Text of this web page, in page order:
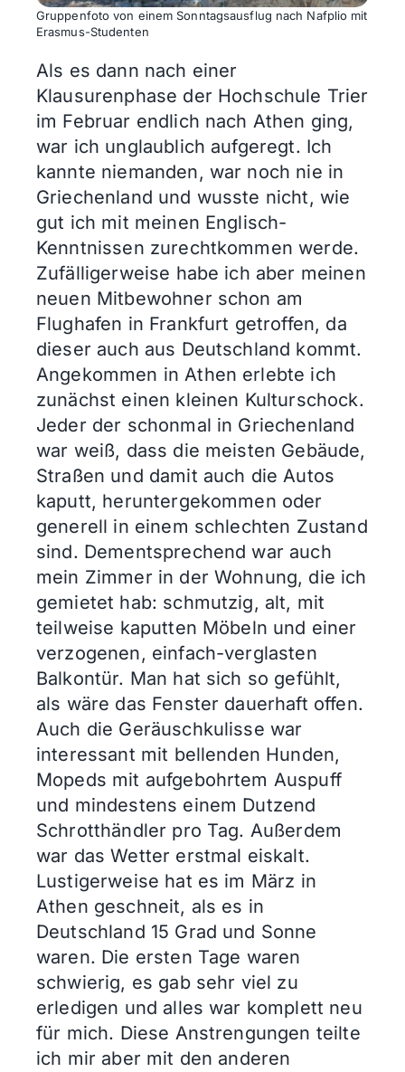
Gruppenfoto von einem Sonntagsausflug nach Nafplio mit
Erasmus-Studenten
Als es dann nach einer
Klausurenphase der Hochschule Trier
im Februar endlich nach Athen ging,
war ich unglaublich aufgeregt. Ich
kannte niemanden, war noch nie in
Griechenland und wusste nicht, wie
gut ich mit meinen Englisch-
Kenntnissen zurechtkommen werde.
Zufälligerweise habe ich aber meinen
neuen Mitbewohner schon am
Flughafen in Frankfurt getroffen, da
dieser auch aus Deutschland kommt.
Angekommen in Athen erlebte ich
zunächst einen kleinen Kulturschock.
Jeder der schonmal in Griechenland
war weiß, dass die meisten Gebäude,
Straßen und damit auch die Autos
kaputt, heruntergekommen oder
generell in einem schlechten Zustand
sind. Dementsprechend war auch
mein Zimmer in der Wohnung, die ich
gemietet hab: schmutzig, alt, mit
teilweise kaputten Möbeln und einer
verzogenen, einfach-verglasten
Balkontür. Man hat sich so gefühlt,
als wäre das Fenster dauerhaft offen.
Auch die Geräuschkulisse war
interessant mit bellenden Hunden,
Mopeds mit aufgebohrtem Auspuff
und mindestens einem Dutzend
Schrotthändler pro Tag. Außerdem
war das Wetter erstmal eiskalt.
Lustigerweise hat es im März in
Athen geschneit, als es in
Deutschland 15 Grad und Sonne
waren. Die ersten Tage waren
schwierig, es gab sehr viel zu
erledigen und alles war komplett neu
für mich. Diese Anstrengungen teilte
ich mir aber mit den anderen